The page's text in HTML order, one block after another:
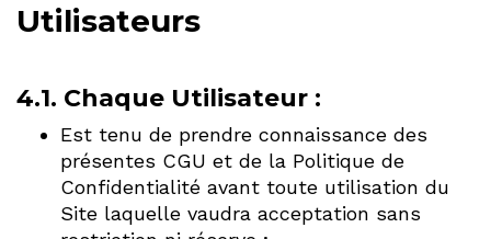
Utilisateurs
4.1. Chaque Utilisateur :
Est tenu de prendre connaissance des
présentes CGU et de la Politique de
Confidentialité avant toute utilisation du
Site laquelle vaudra acceptation sans